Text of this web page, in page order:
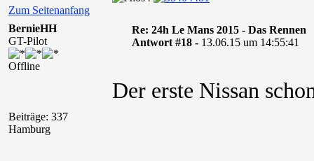
Zum Seitenanfang
BernieHH
GT-Pilot
Offline
Beiträge: 337
Hamburg
Re: 24h Le Mans 2015 - Das Rennen
Antwort #18 - 13.06.15 um 14:55:41
Der erste Nissan